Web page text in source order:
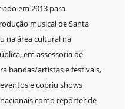
em 2013 para
musical de Santa
na área cultural na
em assessoria de
bandas/artistas e festivais,
e cobriu shows
como repórter de